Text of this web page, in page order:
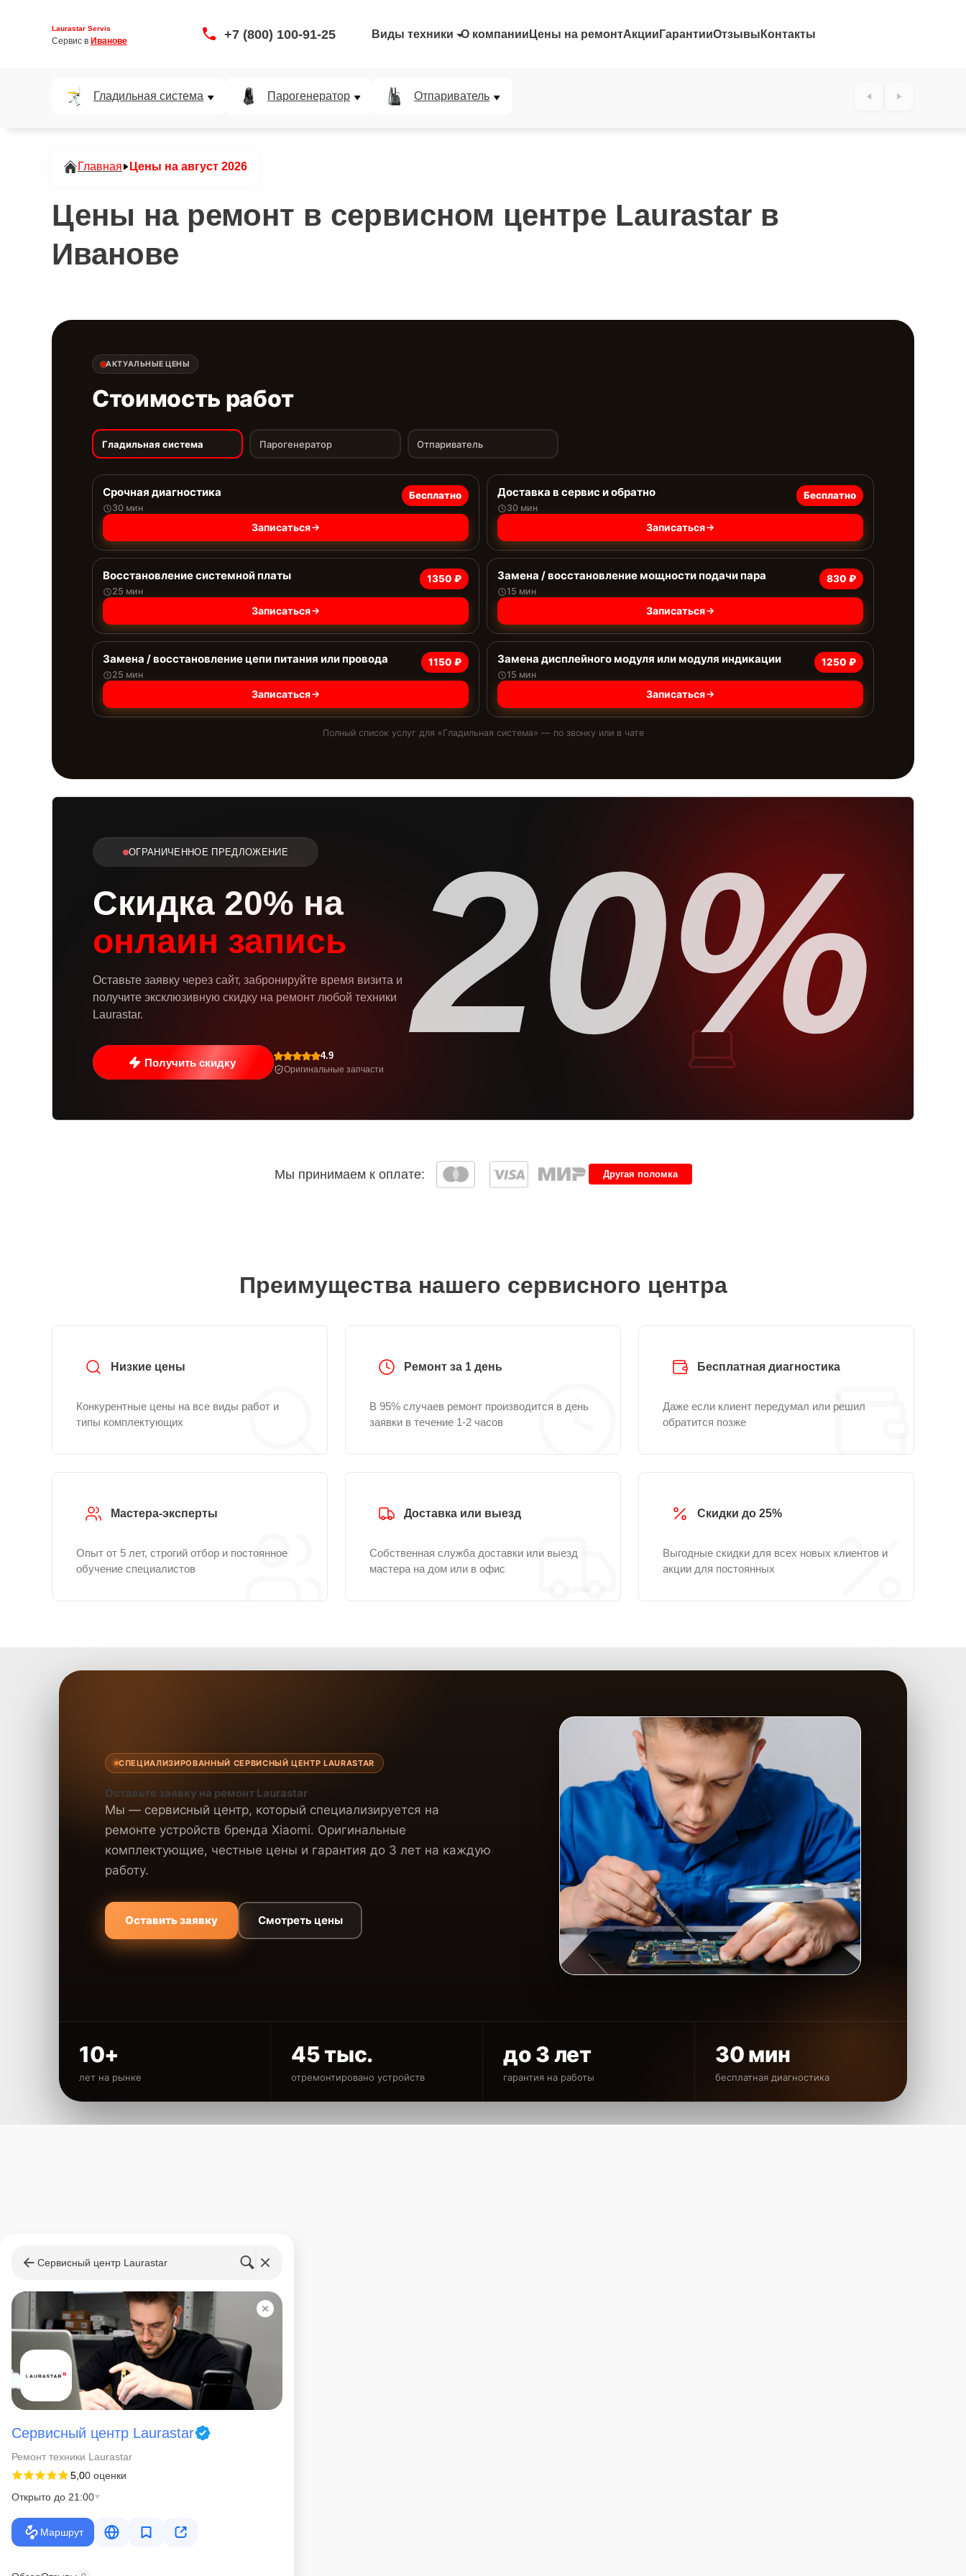
Laurastar Servis
Сервис в Иванове +7 (800) 100-91-25 Виды техники О компании Цены на ремонтАкции ГарантииОтзывы Контакты
Гладильная система Парогенератор Отпариватель
Главная Цены на август 2026
Цены на ремонт в сервисном центре Laurastar в
Иванове
АКТУАЛЬНЫЕ ЦЕНЫ
Стоимость работ
Гладильная система Парогенератор Отпариватель
Срочная диагностика
30 мин
Бесплатно
Записаться
Доставка в сервис и обратно
30 мин
Бесплатно
Записаться
Восстановление системной платы
25 мин
1350 ₽
Записаться
Замена / восстановление мощности подачи пара
15 мин
830 ₽
Записаться
Замена / восстановление цепи питания или провода
25 мин
1150 ₽
Записаться
Замена дисплейного модуля или модуля индикации
15 мин
1250 ₽
Записаться
Полный список услуг для «Гладильная система» — по звонку или в чате
ОГРАНИЧЕННОЕ ПРЕДЛОЖЕНИЕ
Скидка 20% на
онлаин запись
Оставьте заявку через сайт, забронируйте время визита и
получите эксклюзивную скидку на ремонт любой техники
Laurastar.
Получить скидку
4.9
Оригинальные запчасти 20%
Мы принимаем к оплате: Другая поломка
Преимущества нашего сервисного центра
Низкие цены
Конкурентные цены на все виды работ и
типы комплектующих
Ремонт за 1 день
В 95% случаев ремонт производится в день
заявки в течение 1-2 часов
Бесплатная диагностика
Даже если клиент передумал или решил
обратится позже
Мастера-эксперты
Опыт от 5 лет, строгий отбор и постоянное
обучение специалистов
Доставка или выезд
Собственная служба доставки или выезд
мастера на дом или в офис
Скидки до 25%
Выгодные скидки для всех новых клиентов и
акции для постоянных
СПЕЦИАЛИЗИРОВАННЫЙ СЕРВИСНЫЙ ЦЕНТР LAURASTAR
Оставьте заявку на ремонт Laurastar
Мы — сервисный центр, который специализируется на
ремонте устройств бренда Xiaomi. Оригинальные
комплектующие, честные цены и гарантия до 3 лет на каждую
работу.
Оставить заявку Смотреть цены
10+
лет на рынке
45 тыс.
отремонтировано устройств
до 3 лет
гарантия на работы
30 мин
бесплатная диагностика
Сервисный центр Laurastar
Сервисный центр Laurastar
Ремонт техники Laurastar
5,00 оценки
Открыто до 21:00
Маршрут